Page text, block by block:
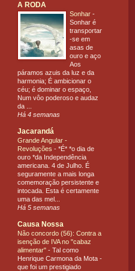
A RODA
Sonhar -
Sonhar é
transportar
-se em
asas de
ouro e aço
Aos
páramos azuis da luz e da
harmonia; É ambicionar o
céu; é dominar o espaço,
Num vôo poderoso e audaz
da ...
Há 4 semanas
Jacarandá
Grande Angular -
Revoluções - *É* *o dia de
ouro *da Independência
americana. 4 de Julho. É
seguramente a mais longa
comemoração persistente e
intocada. Esta é certamente
uma das mel...
Há 5 semanas
Causa Nossa
Não concordo (56): Contra a
isenção de IVA no "cabaz
alimentar" - Tal como
Henrique Carmona da Mota -
que foi um prestigiado